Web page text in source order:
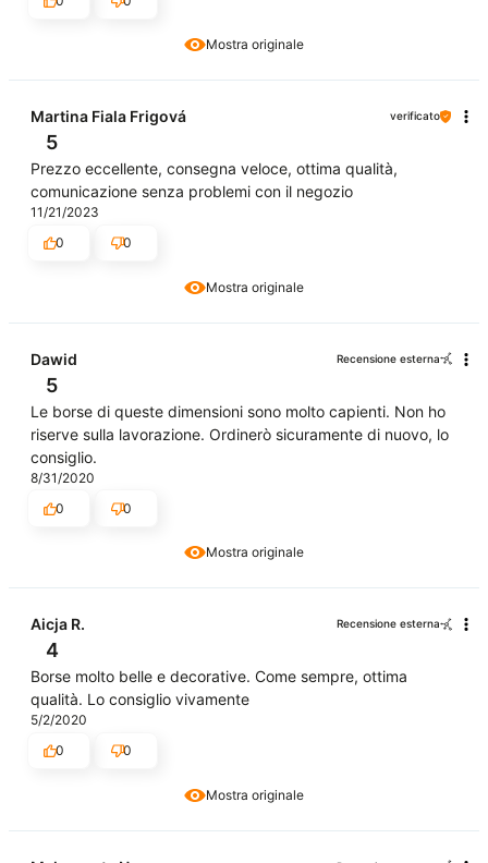
Mostra originale
Mostra originale
Martina Fiala Frigová verificato
5
Prezzo eccellente, consegna veloce, ottima qualità,
comunicazione senza problemi con il negozio
11/21/2023
0
0
Mostra originale
Dawid Recensione esterna
5
Le borse di queste dimensioni sono molto capienti. Non ho
riserve sulla lavorazione. Ordinerò sicuramente di nuovo, lo
consiglio.
8/31/2020
0
0
Mostra originale
Aicja R. Recensione esterna
4
Borse molto belle e decorative. Come sempre, ottima
qualità. Lo consiglio vivamente
5/2/2020
0
0